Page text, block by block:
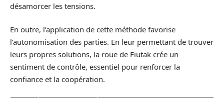
désamorcer les tensions.
En outre, l’application de cette méthode favorise
l’autonomisation des parties. En leur permettant de trouver
leurs propres solutions, la roue de Fiutak crée un
sentiment de contrôle, essentiel pour renforcer la
confiance et la coopération.